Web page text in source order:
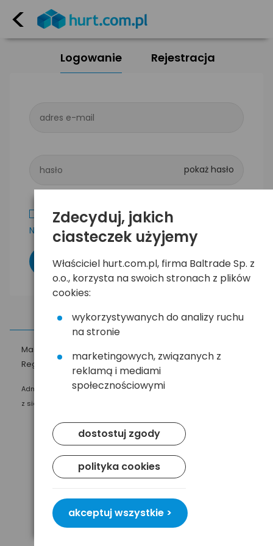
<
Logowanie Rejestracja
adres e-mail
hasło
Zapamiętaj mnie
Nie pamiętam hasła
Masz pytania?
Regulamin
Polityka prywatności
Administratorem Twoich danych osobowych jest Baltrade sp. z o.o.
z siedzibą w Gdańsku przy ul. Geodetów 24, 80-298 Gdańsk.
Zdecyduj, jakich
ciasteczek użyjemy
Właściciel hurt.com.pl, firma Baltrade Sp. z
o.o., korzysta na swoich stronach z plików
cookies:
wykorzystywanych do analizy ruchu
na stronie
marketingowych, związanych z
reklamą i mediami
społecznościowymi
dostostuj zgody
polityka cookies
akceptuj wszystkie >